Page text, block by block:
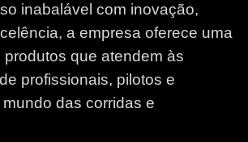
inabalável com inovação,
a empresa oferece uma
que atendem às
profissionais, pilotos e
das corridas e